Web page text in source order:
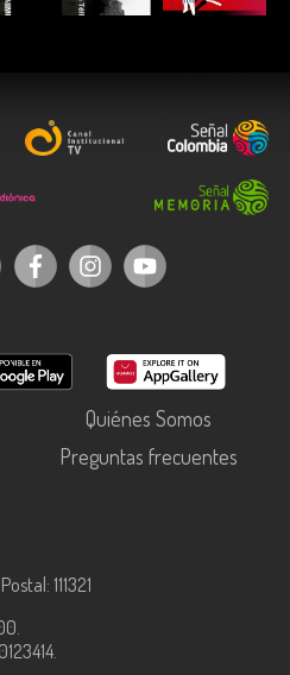
Quiénes Somos
Preguntas frecuentes
111321